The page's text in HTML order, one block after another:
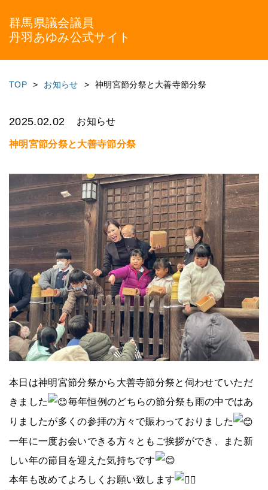
群馬県議会議員
丹羽あゆみ公式サイト
TOP お知らせ 神明宮節分祭と大善寺節分祭
2025.02.02 お知らせ
神明宮節分祭と大善寺節分祭
本日は神明宮節分祭から大善寺節分祭と伺わせていただ
きました
毎年恒例のどちらの節分祭も雨の中ではあ
りましたが多くの参拝の方々で賑わっておりました
一年に一度お会いできる方々ともご挨拶ができ、また新
しい年の節目を迎えた気持ちです
本年も改めてよろしくお願い致します